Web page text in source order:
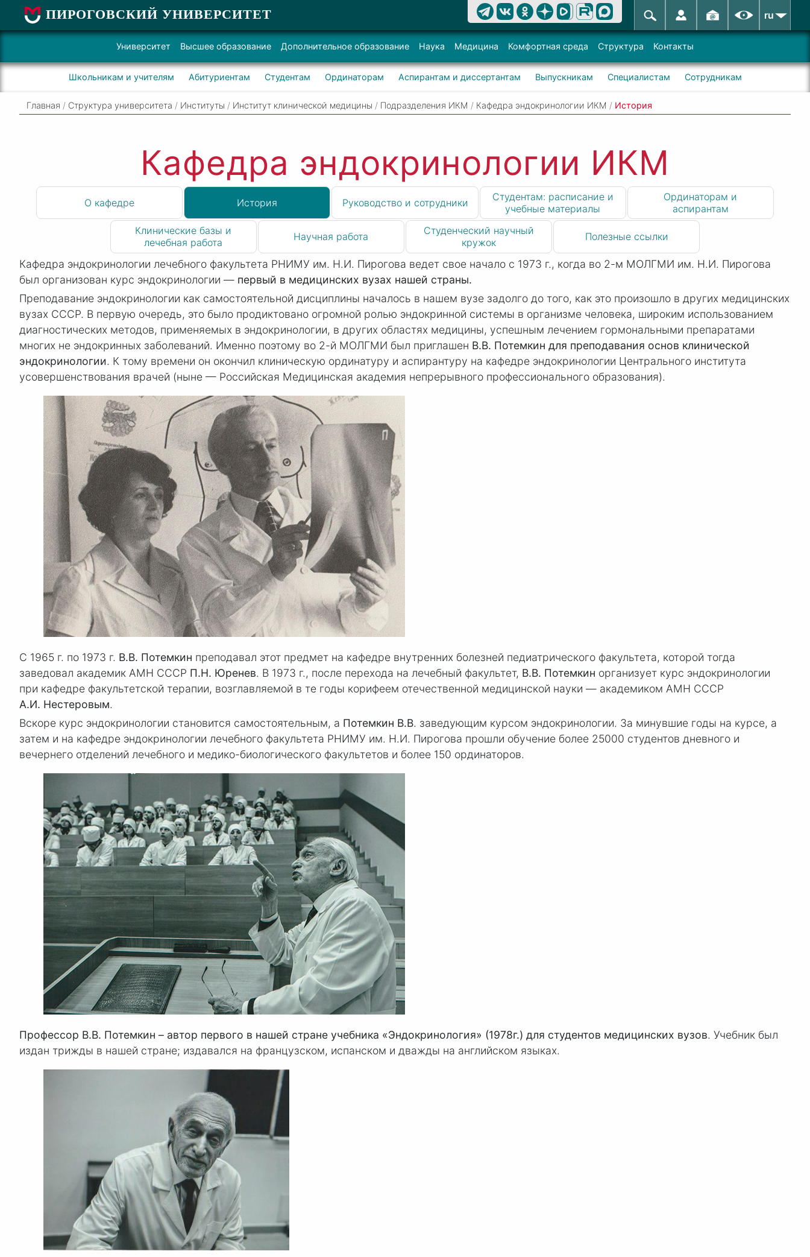
ПИРОГОВСКИЙ УНИВЕРСИТЕТ ru
Университет Высшее образование Дополнительное образование Наука Медицина Комфортная среда Структура Контакты
Школьникам и учителям Абитуриентам Студентам Ординаторам Аспирантам и диссертантам Выпускникам Специалистам Сотрудникам
Главная / Структура университета / Институты / Институт клинической медицины / Подразделения ИКМ / Кафедра эндокринологии ИКМ / История
Кафедра эндокринологии ИКМ
О кафедре История Руководство и сотрудники
Студентам: расписание и
учебные материалы
Ординаторам и
аспирантам
Клинические базы и
лечебная работа
Научная работа
Студенческий научный
кружок
Полезные ссылки
Кафедра эндокринологии лечебного факультета РНИМУ им. Н.И. Пирогова ведет свое начало с 1973 г., когда во 2-м МОЛГМИ им. Н.И. Пирогова
был организован курс эндокринологии — первый в медицинских вузах нашей страны.
Преподавание эндокринологии как самостоятельной дисциплины началось в нашем вузе задолго до того, как это произошло в других медицинских
вузах СССР. В первую очередь, это было продиктовано огромной ролью эндокринной системы в организме человека, широким использованием
диагностических методов, применяемых в эндокринологии, в других областях медицины, успешным лечением гормональными препаратами
многих не эндокринных заболеваний. Именно поэтому во 2-й МОЛГМИ был приглашен В.В. Потемкин для преподавания основ клинической
эндокринологии. К тому времени он окончил клиническую ординатуру и аспирантуру на кафедре эндокринологии Центрального института
усовершенствования врачей (ныне — Российская Медицинская академия непрерывного профессионального образования).
С 1965 г. по 1973 г. В.В. Потемкин преподавал этот предмет на кафедре внутренних болезней педиатрического факультета, которой тогда
заведовал академик АМН СССР П.Н. Юренев. В 1973 г., после перехода на лечебный факультет, В.В. Потемкин организует курс эндокринологии
при кафедре факультетской терапии, возглавляемой в те годы корифеем отечественной медицинской науки — академиком АМН СССР
А.И. Нестеровым.
Вскоре курс эндокринологии становится самостоятельным, а Потемкин В.В. заведующим курсом эндокринологии. За минувшие годы на курсе, а
затем и на кафедре эндокринологии лечебного факультета РНИМУ им. Н.И. Пирогова прошли обучение более 25000 студентов дневного и
вечернего отделений лечебного и медико-биологического факультетов и более 150 ординаторов.
Профессор В.В. Потемкин – автор первого в нашей стране учебника «Эндокринология» (1978г.) для студентов медицинских вузов. Учебник был
издан трижды в нашей стране; издавался на французском, испанском и дважды на английском языках.